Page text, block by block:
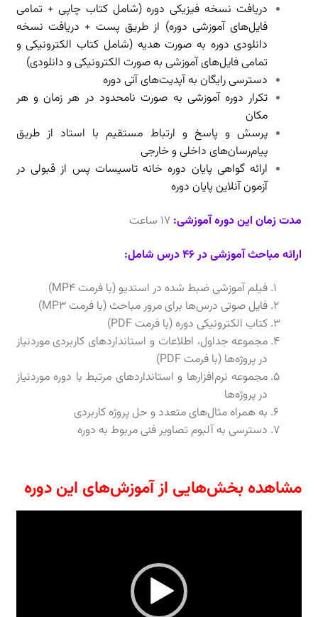
دریافت نسخه فیزیکی دوره (شامل کتاب چاپی + تمامی
فایل‌های آموزشی دوره) از طریق پست + دریافت نسخه
دانلودی دوره به صورت هدیه (شامل کتاب الکترونیکی و
تمامی فایل‌های آموزشی به صورت الکترونیکی و دانلودی)
دسترسی رایگان به آپدیت‌های آتی دوره
تکرار دوره آموزشی به صورت نامحدود در هر زمان و هر
مکان
پرسش و پاسخ و ارتباط مستقیم با استاد از طریق
پیام‌رسان‌های داخلی و خارجی
ارائه گواهی پایان دوره خانه تاسیسات پس از قبولی در
آزمون آنلاین پایان دوره
مدت زمان این دوره آموزشی:
ارائه مباحث آموزشی در 46 درس شامل:
فیلم آموزشی ضبط شده در استدیو (با فرمت MP4)
فایل صوتی درس‌ها برای مرور مباحث (با فرمت MP3‌)
کتاب الکترونیکی دوره (با فرمت PDF)
مجموعه جداول، اطلاعات و استانداردهای کاربردی موردنیاز
در پروژه‌ها (با فرمت PDF)
مجموعه نرم‌افزارها و استانداردهای مرتبط با دوره موردنیاز
در پروژه‌ها
به همراه مثال‌های متعدد و حل پروژه کاربردی
دسترسی به آلبوم تصاویر فنی مربوط به دوره
مشاهده بخش‌هایی از آموزش‌های این دوره